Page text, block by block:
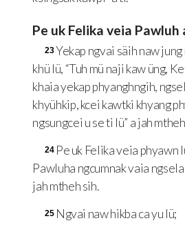
Pe uk Felika veia Pawluh
23Yekap ngvai säih naw
khü lü, “Tuh mü naji kaw üng,
khaia yekap phyanghngih,
khyühkip, kcei kawtki khyang
ngsungcei u se ti lü” a jah
24 Pe uk Felika veia phyawn
Pawluha ngcumnak vaia
jah mtheh sih.
25 Ngvai naw hikba ca yu lü;